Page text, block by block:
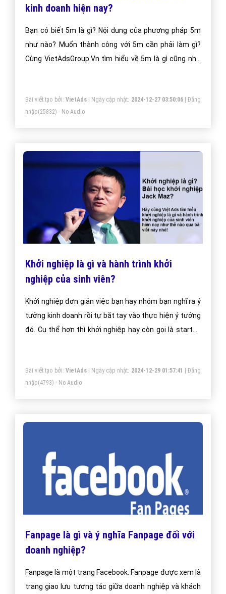
kinh doanh hiện nay?
Bạn có biết 5m là gì? Nội dung của phương pháp 5m
như nào? Muốn thành công với 5m cần phải làm gì?
Cùng VietAdsGroup.Vn tìm hiểu về 5m là gì cũng như
Bài viết tạo bởi: VietAds| Ngày cập nhật: 2024-12-27 03:50:06|Đăng
nhập(25832) - No Audio
Khởi nghiệp là gì và hành trình khởi
nghiệp của sinh viên?
Khởi nghiệp đơn giản việc bạn hay nhóm bạn nghĩ ra ý
tưởng kinh doanh rồi tự bắt tay vào thực hiện ý tưởng
đó. Cụ thể hơn thì khởi nghiệp hay còn gọi là startup
dịch vụ nào đó dựa trên những ý tưởng kinh doanh
trong đầu các bạn.
Bài viết tạo bởi: VietAds| Ngày cập nhật: 2024-12-29 01:57:41 |Đăng
nhập(4793) - No Audio
Fanpage là gì và ý nghĩa Fanpage đối với
doanh nghiệp?
Fanpage là một trang Facebook. Fanpage được xem là
trang giao lưu tương tác giữa doanh nghiệp và khách